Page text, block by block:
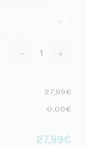
- +
27,99€
0,00€
27,99€